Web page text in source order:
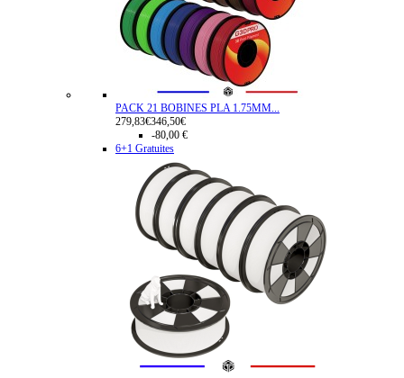
PACK 21 BOBINES PLA 1.75MM...
279,83€346,50€
-80,00 €
6+1 Gratuites